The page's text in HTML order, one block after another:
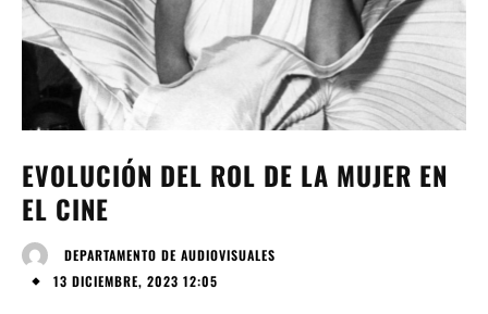
EVOLUCIÓN DEL ROL DE LA MUJER EN
EL CINE
DEPARTAMENTO DE AUDIOVISUALES
13 DICIEMBRE, 2023 12:05